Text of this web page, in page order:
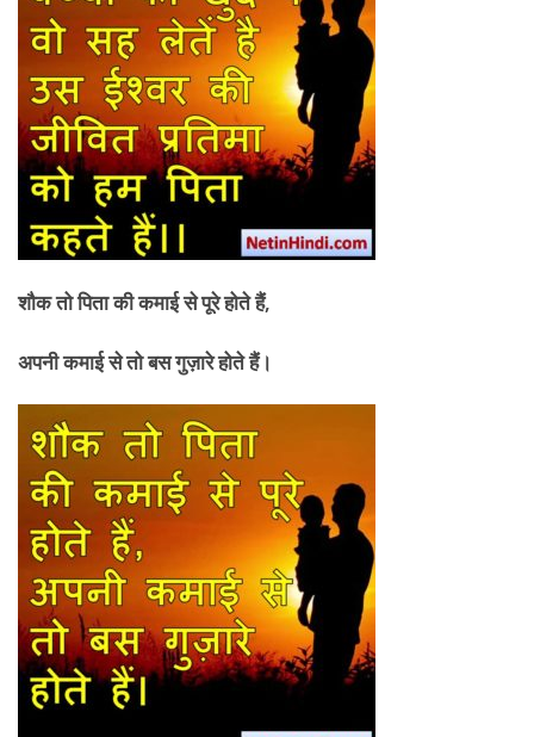
शौक तो पिता की कमाई से पूरे होते हैं,
अपनी कमाई से तो बस गुज़ारे होते हैं।